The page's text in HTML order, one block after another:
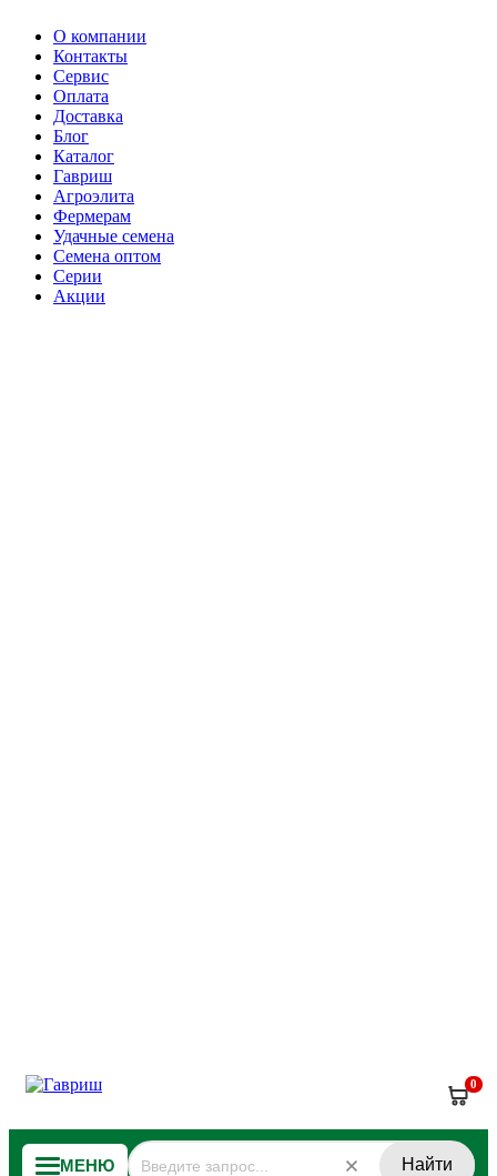
О компании
Контакты
Сервис
Оплата
Доставка
Блог
Каталог
Гавриш
Агроэлита
Фермерам
Удачные семена
Семена оптом
Серии
Акции
0
МЕНЮ Найти